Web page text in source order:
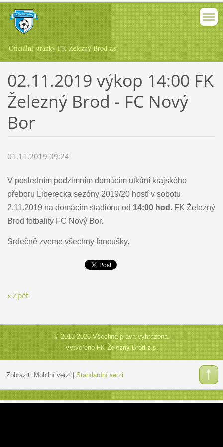
Oficiální stránky FK Železný Brod z.s.
02.11.2019 výkop 14:00 FK
Železný Brod - FC Nový
Bor
01.11.2019 09:24
V posledním podzimním domácím utkání krajského
přeboru Liberecka sezóny 2019/20 hostí v sobotu
2.11.2019 na domácím stadiónu od 14:00 hod.FK Železný
Brod fotbality FC Nový Bor.
Srdečně zveme všechny fanoušky.
« Zpět
© 2013-2026 Všechna práva vyhrazena.
Vytvořeno FK Železný Brod z.s.
Zobrazit: Mobilní verzi Standardní verzi